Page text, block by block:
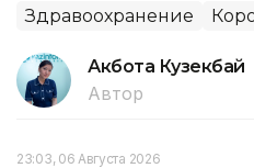
Здравоохранение
Акбота Кузекбай
Автор
23:03, 06 Августа 2026